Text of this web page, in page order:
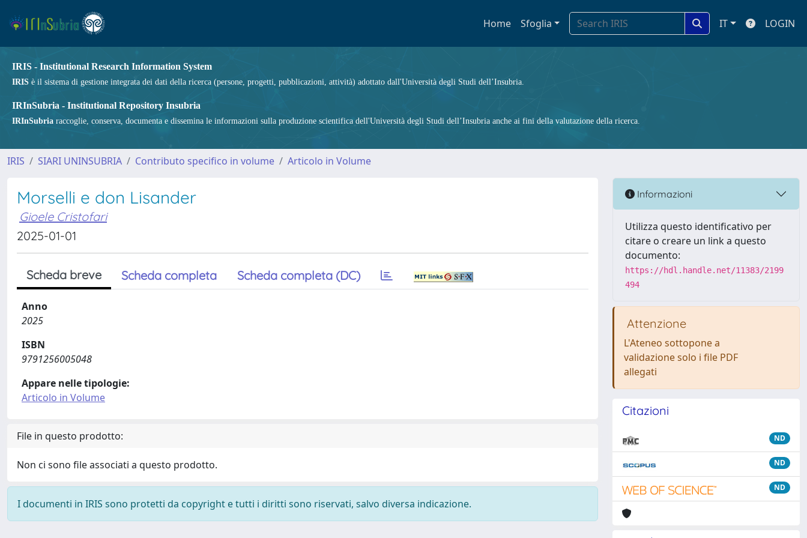
Home Sfoglia IT LOGIN
IRIS - Institutional Research Information System
IRIS è il sistema di gestione integrata dei dati della ricerca (persone, progetti, pubblicazioni, attività) adottato dall'Università degli Studi dell’Insubria.
IRInSubria - Institutional Repository Insubria
IRInSubria raccoglie, conserva, documenta e dissemina le informazioni sulla produzione scientifica dell'Università degli Studi dell’Insubria anche ai fini della valutazione della ricerca.
IRIS SIARI UNINSUBRIA Contributo specifico in volume Articolo in Volume
Morselli e don Lisander
Gioele Cristofari
2025-01-01
Scheda breve Scheda completa Scheda completa (DC)
Anno
2025
ISBN
9791256005048
Appare nelle tipologie:
Articolo in Volume
File in questo prodotto:
Non ci sono file associati a questo prodotto.
I documenti in IRIS sono protetti da copyright e tutti i diritti sono riservati, salvo diversa indicazione.
Informazioni
Utilizza questo identificativo per
citare o creare un link a questo
documento:
https://hdl.handle.net/11383/2199
494
Attenzione
L'Ateneo sottopone a
validazione solo i file PDF
allegati
Citazioni
ND
ND
ND